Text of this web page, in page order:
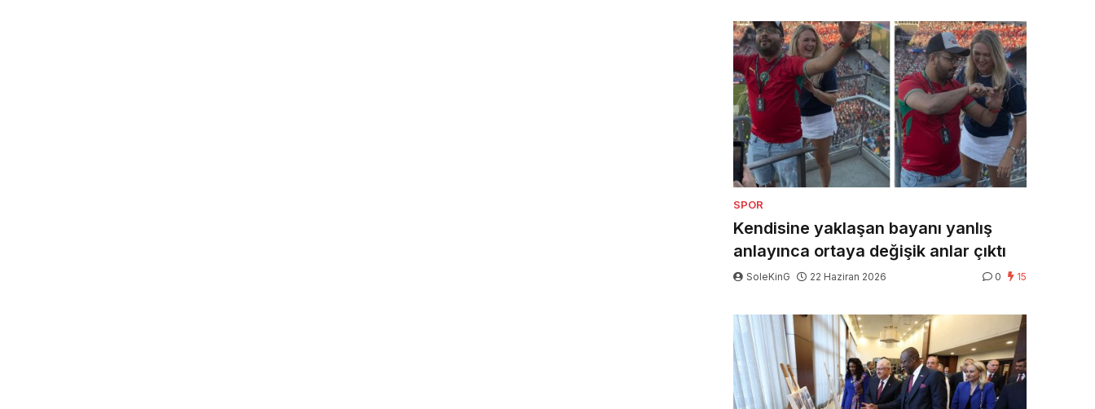
SPOR
Kendisine yaklaşan bayanı yanlış
anlayınca ortaya değişik anlar çıktı
SoleKinG 22 Haziran 2026 0 15